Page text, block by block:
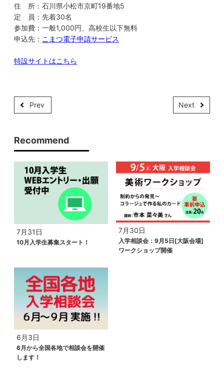
住 所：石川県小松市京町19番地5
定 員：先着30名
参加費：一般1,000円、高校生以下無料
申込先： こまつ電子申請サービス
特設サイトはこちら
Prev Next
Recommend
7月31日
10月入学生募集スタート！
7月30日
入学相談会：9月5日[大阪会場]
ワークショップ開催
6月3日
6月から全国各地で相談会を開催
します！